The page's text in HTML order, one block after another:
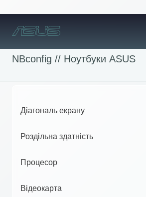
NBconfig // Ноутбуки ASUS
Діагональ екрану
Роздільна здатність
Процесор
Відеокарта